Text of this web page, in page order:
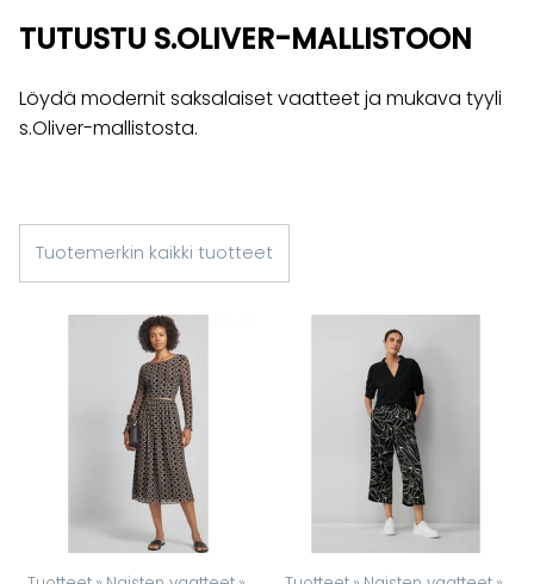
TUTUSTU S.OLIVER-MALLISTOON
Löydä modernit saksalaiset vaatteet ja mukava tyyli
s.Oliver-mallistosta.
Tuotemerkin kaikki tuotteet